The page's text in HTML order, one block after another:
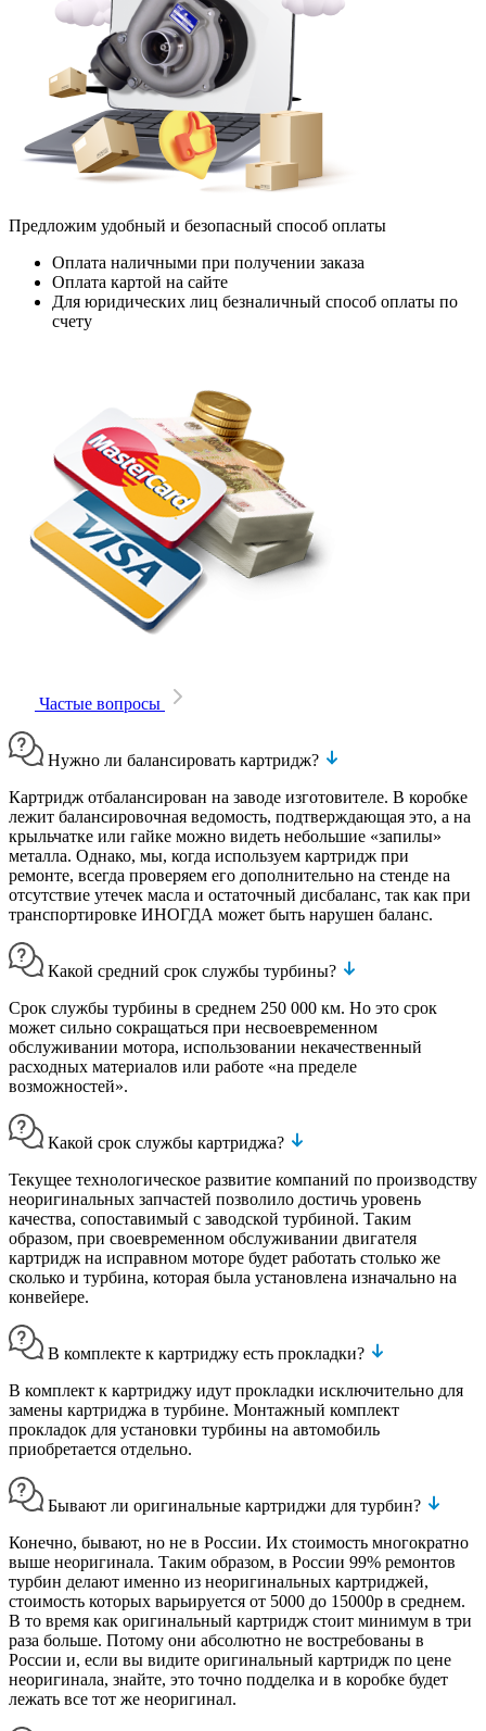
Предложим удобный и безопасный способ оплаты
Оплата наличными при получении заказа
Оплата картой на сайте
Для юридических лиц безналичный способ оплаты по
счету
Частые вопросы
Нужно ли балансировать картридж?
Картридж отбалансирован на заводе изготовителе. В коробке
лежит балансировочная ведомость, подтверждающая это, а на
крыльчатке или гайке можно видеть небольшие «запилы»
металла. Однако, мы, когда используем картридж при
ремонте, всегда проверяем его дополнительно на стенде на
отсутствие утечек масла и остаточный дисбаланс, так как при
транспортировке ИНОГДА может быть нарушен баланс.
Какой средний срок службы турбины?
Срок службы турбины в среднем 250 000 км. Но это срок
может сильно сокращаться при несвоевременном
обслуживании мотора, использовании некачественный
расходных материалов или работе «на пределе
возможностей».
Какой срок службы картриджа?
Текущее технологическое развитие компаний по производству
неоригинальных запчастей позволило достичь уровень
качества, сопоставимый с заводской турбиной. Таким
образом, при своевременном обслуживании двигателя
картридж на исправном моторе будет работать столько же
сколько и турбина, которая была установлена изначально на
конвейере.
В комплекте к картриджу есть прокладки?
В комплект к картриджу идут прокладки исключительно для
замены картриджа в турбине. Монтажный комплект
прокладок для установки турбины на автомобиль
приобретается отдельно.
Бывают ли оригинальные картриджи для турбин?
Конечно, бывают, но не в России. Их стоимость многократно
выше неоригинала. Таким образом, в России 99% ремонтов
турбин делают именно из неоригинальных картриджей,
стоимость которых варьируется от 5000 до 15000р в среднем.
В то время как оригинальный картридж стоит минимум в три
раза больше. Потому они абсолютно не востребованы в
России и, если вы видите оригинальный картридж по цене
неоригинала, знайте, это точно подделка и в коробке будет
лежать все тот же неоригинал.